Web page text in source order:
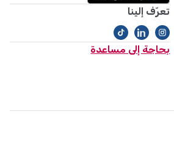
تعرّف إلينا
بحاجة إلى مساعدة